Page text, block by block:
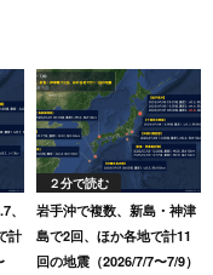
計
２分で読む
岩手沖で複数、新島・神津
島で2回、ほか各地で計11
回の地震（2026/7/7〜7/9）